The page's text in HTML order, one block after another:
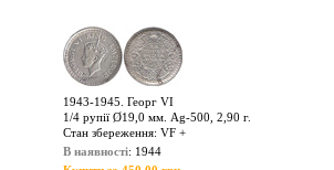
1943-1945. Георг VI
1/4 рупії Ø19,0 мм. Ag-500, 2,90 г.
Стан збереження: VF +
В наявності: 1944